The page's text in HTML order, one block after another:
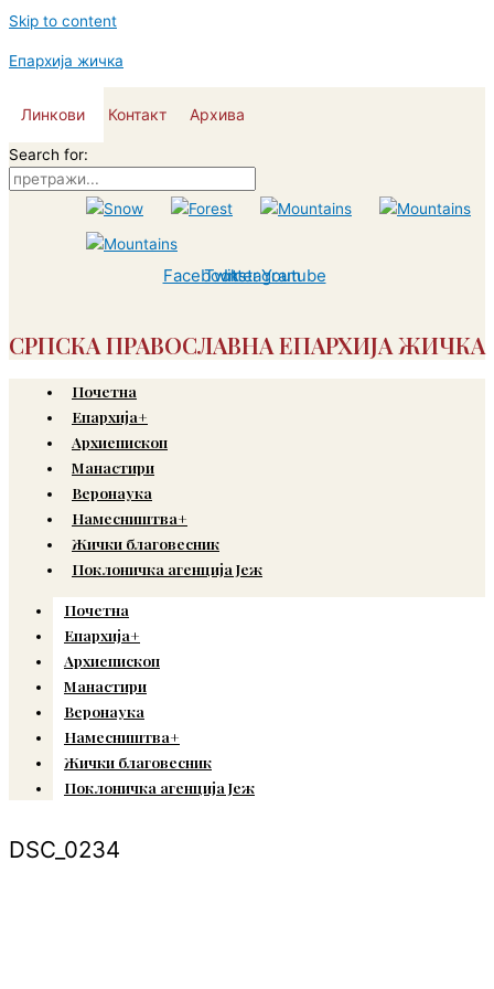
Skip to content
Епархија жичка
Линкови Контакт Архива
Search for:
Facebook
Twitter
Instagram
Youtube
СРПСКА ПРАВОСЛАВНА ЕПАРХИЈА ЖИЧКА
Почетна
Епархија+
Архиепископ
Манастири
Веронаука
Намесништва+
Жички благовесник
Поклоничка агенција Јеж
Почетна
Епархија+
Архиепископ
Манастири
Веронаука
Намесништва+
Жички благовесник
Поклоничка агенција Јеж
DSC_0234